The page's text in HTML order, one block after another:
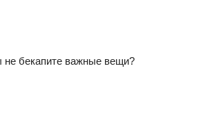
не бекапите важные вещи?